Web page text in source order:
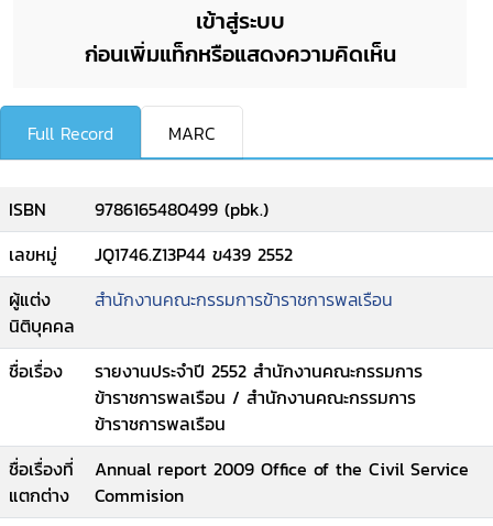
เข้าสู่ระบบ
ก่อนเพิ่มแท็กหรือแสดงความคิดเห็น
Full Record MARC
ISBN
9786165480499 (pbk.)
เลขหมู่
JQ1746.Z13P44 ข439 2552
ผู้แต่ง
นิติบุคคล
สำนักงานคณะกรรมการข้าราชการพลเรือน
ชื่อเรื่อง
รายงานประจำปี 2552 สำนักงานคณะกรรมการ
ข้าราชการพลเรือน / สำนักงานคณะกรรมการ
ข้าราชการพลเรือน
ชื่อเรื่องที่
แตกต่าง
Annual report 2009 Office of the Civil Service
Commision